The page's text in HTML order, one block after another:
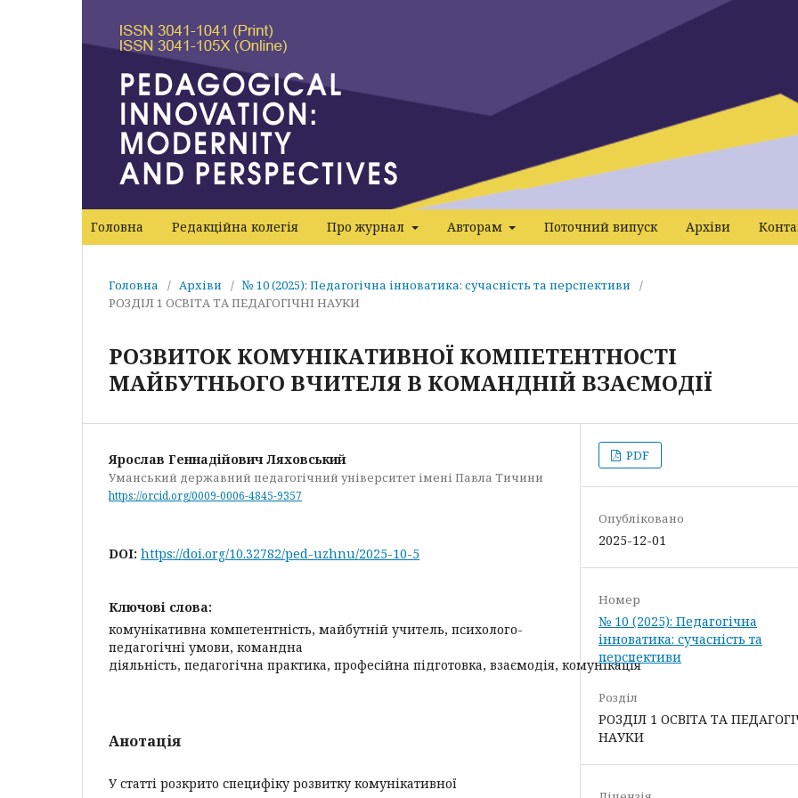
Головна Редакційна колегія Про журнал Авторам Поточний випуск Архіви
Головна / Архіви / № 10 (2025): Педагогічна інноватика: сучасність та перспективи
/
РОЗДІЛ 1 ОСВІТА ТА ПЕДАГОГІЧНІ НАУКИ
РОЗВИТОК КОМУНІКАТИВНОЇ КОМПЕТЕНТНОСТІ
МАЙБУТНЬОГО ВЧИТЕЛЯ В КОМАНДНІЙ ВЗАЄМОДІЇ
Ярослав Геннадійович Ляховський
Уманський державний педагогічний університет імені Павла Тичини
https://orcid.org/0009-0006-4845-9357
DOI: https://doi.org/10.32782/ped-uzhnu/2025-10-5
Ключові слова:
комунікативна компетентність, майбутній учитель, психолого-
педагогічні умови, командна
діяльність, педагогічна практика, професійна підготовка, взаємодія, комунікація
Анотація
У статті розкрито специфіку розвитку комунікативної
PDF
Опубліковано
2025-12-01
Номер
№ 10 (2025): Педагогічна
інноватика: сучасність та
перспективи
Розділ
РОЗДІЛ 1 ОСВІТА ТА
НАУКИ